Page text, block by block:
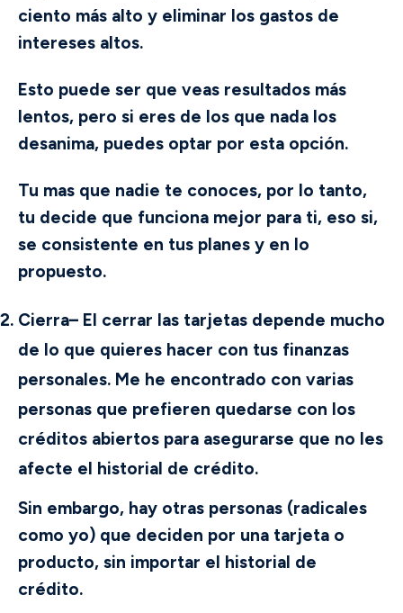
ciento más alto y eliminar los gastos de
intereses altos.
Esto puede ser que veas resultados más
lentos, pero si eres de los que nada los
desanima, puedes optar por esta opción.
Tu mas que nadie te conoces, por lo tanto,
tu decide que funciona mejor para ti, eso si,
se consistente en tus planes y en lo
propuesto.
Cierra– El cerrar las tarjetas depende mucho
de lo que quieres hacer con tus finanzas
personales. Me he encontrado con varias
personas que prefieren quedarse con los
créditos abiertos para asegurarse que no les
afecte el historial de crédito.
Sin embargo, hay otras personas (radicales
como yo) que deciden por una tarjeta o
producto, sin importar el historial de
crédito.